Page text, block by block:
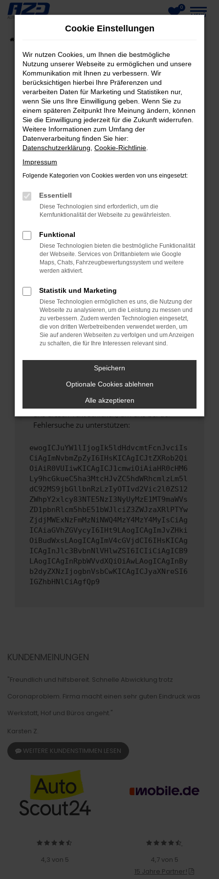
Zum
springen
0
MENÜ
FEHLER: NETWORK ERROR
Beim Laden ist ein Fehler aufgetreten.
Hier sind ein paar Tipps, die dir helfen können:
Überprüfe deine Firewall und deine
Internetverbindung.
Laden andere Webseiten, zum Beispiel deine
Suchmaschine?
Manche Erweiterungen, wie Werbeblocker,
können das Laden bestimmter Seiten
verhindern. Funktioniert die Seite in einem
anderen Browser oder in einem privaten
Fenster?
Starte dein Gerät neu.
Das kann manchmal helfen, vorübergehende
Stelle sicher, dass dein Browser und dein
Betriebssystem auf dem neuesten Stand
sind.
Veraltete Software birgt nicht nur ein
Sicherheitsrisiko, sondern kann auch dazu
führen, dass bestimmte Funktionen nicht mehr
Wende dich an den Webseitenbetreiber.
Wenn du alle oben genannten Schritte versucht
versuchen, das Problem zu beheben. Du kannst
uns diesen Text schicken, um uns bei der
Fehlersuche zu unterstützen:
ewogICJuYW1lIjogIk5ldHdvcmtFcnJvciIs
CiAgImNvbmZpZyI6IHsKICAgICJtZXRob2Qi
OiAiR0VUIiwKICAgICJ1cmwiOiAiaHR0cHM6
Ly9hcGkueC5ha3MtcHJvZC5hdWRhcmlzLm5l
dC92MS9jbGllbnRzLzIyOTIvd2Vic2l0ZS12
ZWhpY2xlcy83NTE5NzI3NyUyMzE1MT9maWVs
ZD1pbnRlcm5hbE51bWJlciZ3ZWJzaXRlPTYw
ZjdjMWExNzFmMzNiNWQ4MzY4MzY4MyIsCiAg
ICAiaGVhZGVycyI6IHt9LAogICAgImJvZHki
OiBudWxsLAogICAgImV4cGVjdCI6IHsKICAg
ICAgInJlc3BvbnNlVHlwZSI6ICIiCiAgICB9
LAogICAgInRpbWVvdXQiOiAwLAogICAgInBy
b2dyZXNzIjogbnVsbCwKICAgICJyaXNreSI6
IGZhbHNlCiAgfQp9
KUNDENMEINUNGEN
"Freundlich und hilfsbereit. Schnelle Abwicklung trotz
Coronaproblem. Firma macht einen sehr guten Eindruck was
Werkstatt, Hof und Büros angeht."
Karsten Z.
WEITERE KUNDENSTIMMEN LESEN
4,3 von 5
4,7 von 5
15 Jahre Partner!
Cookie Einstellungen
Wir nutzen Cookies, um Ihnen die bestmögliche
Nutzung unserer Webseite zu ermöglichen und unsere
Kommunikation mit Ihnen zu verbessern. Wir
berücksichtigen hierbei Ihre Präferenzen und
verarbeiten Daten für Marketing und Statistiken nur,
wenn Sie uns Ihre Einwilligung geben. Wenn Sie zu
einem späteren Zeitpunkt Ihre Meinung ändern, können
Sie die Einwilligung jederzeit für die Zukunft widerrufen.
Weitere Informationen zum Umfang der
Datenverarbeitung finden Sie hier:
Datenschutzerklärung Cookie-Richtlinie
Impressum
Folgende Kategorien von Cookies werden von uns eingesetzt:
Essentiell
Diese Technologien sind erforderlich, um die
Kernfunktionalität der Webseite zu gewährleisten.
Funktional
Diese Technologien bieten die bestmögliche Funktionalität
der Webseite. Services von Drittanbietern wie Google
Maps, Chats, Fahrzeugbewertungssystem und weitere
werden aktiviert.
Statistik und Marketing
Diese Technologien ermöglichen es uns, die Nutzung der
Webseite zu analysieren, um die Leistung zu messen und
zu verbessern. Zudem werden Technologien eingesetzt,
die von dritten Werbetreibenden verwendet werden, um
Sie auf anderen Webseiten zu verfolgen und um Anzeigen
zu schalten, die für Ihre Interessen relevant sind.
Speichern
Optionale Cookies ablehnen
Alle akzeptieren